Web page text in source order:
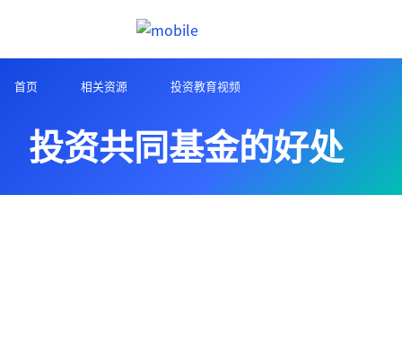
Header menu toggle
首页 相关资源 投资教育视频
投资共同基金的好处